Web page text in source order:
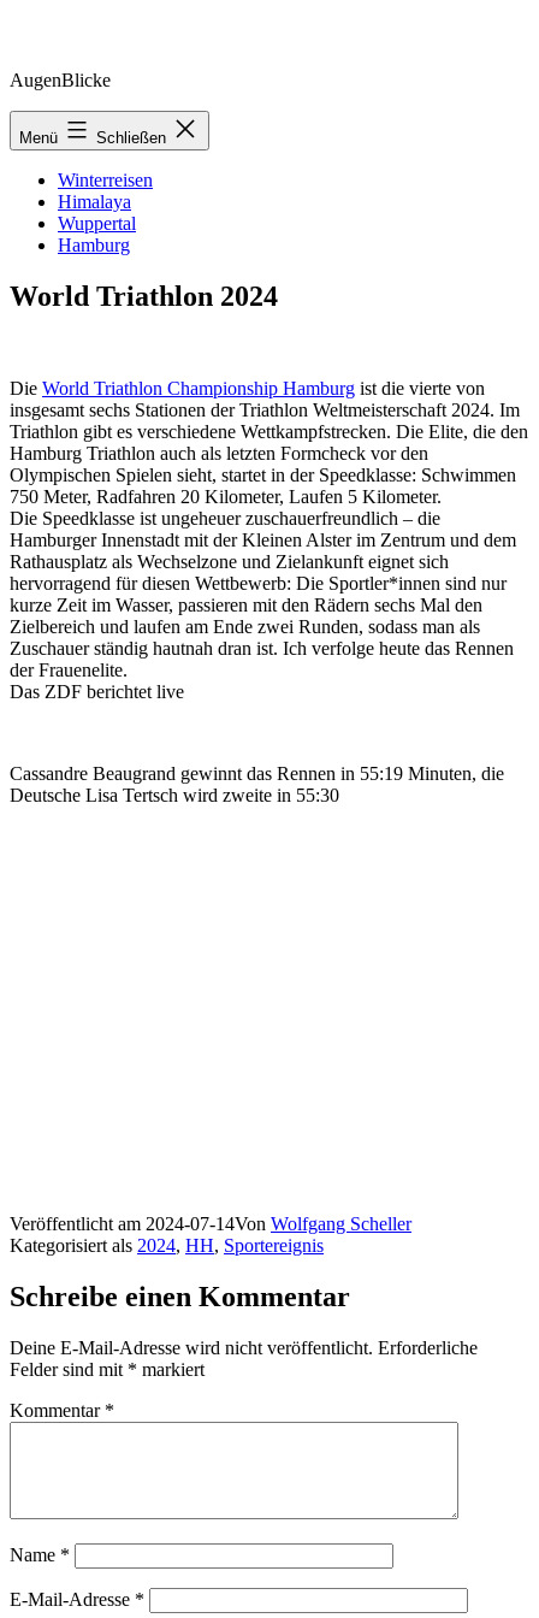
Zum
springen
AugenBlicke
Menü Schließen
Winterreisen
Himalaya
Wuppertal
Hamburg
World Triathlon 2024
Die World Triathlon Championship Hamburg ist die vierte von
insgesamt sechs Stationen der Triathlon Weltmeisterschaft 2024. Im
Triathlon gibt es verschiedene Wettkampfstrecken. Die Elite, die den
Hamburg Triathlon auch als letzten Formcheck vor den
Olympischen Spielen sieht, startet in der Speedklasse: Schwimmen
750 Meter, Radfahren 20 Kilometer, Laufen 5 Kilometer.
Die Speedklasse ist ungeheuer zuschauerfreundlich – die
Hamburger Innenstadt mit der Kleinen Alster im Zentrum und dem
Rathausplatz als Wechselzone und Zielankunft eignet sich
hervorragend für diesen Wettbewerb: Die Sportler*innen sind nur
kurze Zeit im Wasser, passieren mit den Rädern sechs Mal den
Zielbereich und laufen am Ende zwei Runden, sodass man als
Zuschauer ständig hautnah dran ist. Ich verfolge heute das Rennen
der Frauenelite.
Das ZDF berichtet live
Cassandre Beaugrand gewinnt das Rennen in 55:19 Minuten, die
Deutsche Lisa Tertsch wird zweite in 55:30
Veröffentlicht am 2024-07-14Von Wolfgang Scheller
Kategorisiert als 2024, HH, Sportereignis
Schreibe einen Kommentar
Deine E-Mail-Adresse wird nicht veröffentlicht. Erforderliche
Felder sind mit * markiert
Kommentar *
Name *
E-Mail-Adresse *